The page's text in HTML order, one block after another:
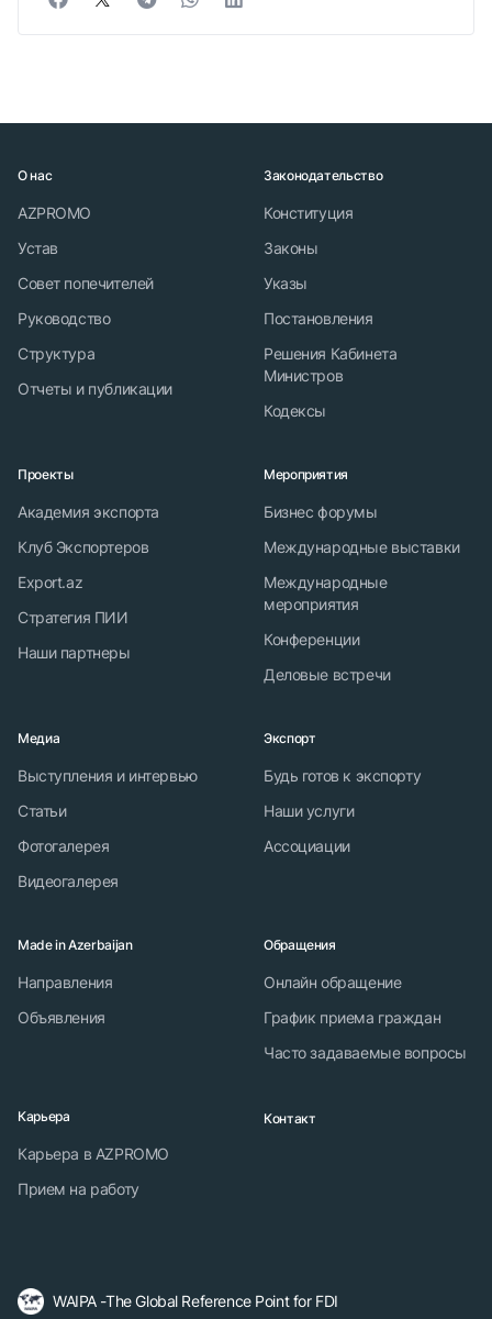
О нас
AZPROMO
Устав
Совет попечителей
Руководство
Структура
Отчеты и публикации
Законодательство
Конституция
Законы
Указы
Постановления
Решения Кабинета
Министров
Кодексы
Проекты
Академия экспорта
Клуб Экспортеров
Export.az
Стратегия ПИИ
Наши партнеры
Мероприятия
Бизнес форумы
Международные выставки
Международные
мероприятия
Конференции
Деловые встречи
Медиа
Выступления и интервью
Статьи
Фотогалерея
Видеогалерея
Экспорт
Будь готов к экспорту
Наши услуги
Ассоциации
Made in Azerbaijan
Направления
Объявления
Обращения
Онлайн обращение
График приема граждан
Часто задаваемые вопросы
Карьера
Карьера в AZPROMO
Прием на работу
Контакт
WAIPA -The Global Reference Point for FDI